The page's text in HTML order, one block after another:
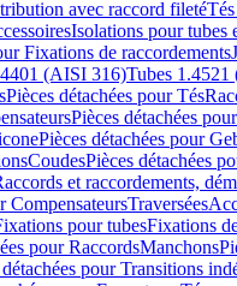
avec raccord fileté
Isolations pour tubes
Fixations de raccordements
(AISI 316)Tubes
Pièces détachées pour Tés
Pièces détachées
Pièces détachées pour
CoudesPièces détachées
et raccordements,
CompensateursTraversées
pour tubesFixations
pour RaccordsManchons
pour Transitions